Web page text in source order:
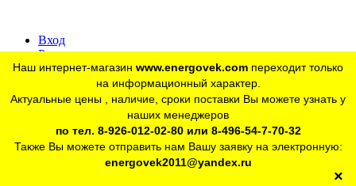
Вход
Регистрация
Для юр. лиц:+7 (926) 012-02-80
telegram Розничный магазин:+7 (925) 902-46-10
Наш интернет-магазин www.energovek.com переходит только
на информационный характер.
Актуальные цены , наличие, сроки поставки Вы можете узнать у
наших менеджеров
по тел. 8-926-012-02-80 или 8-496-54-7-70-32
Также Вы можете отправить нам Вашу заявку на электронную:
energovek2011@yandex.ru
×